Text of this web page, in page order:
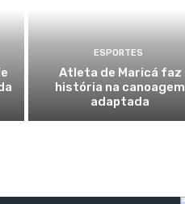
ESPORTES
Atleta de Maricá faz
história na canoagem
adaptada